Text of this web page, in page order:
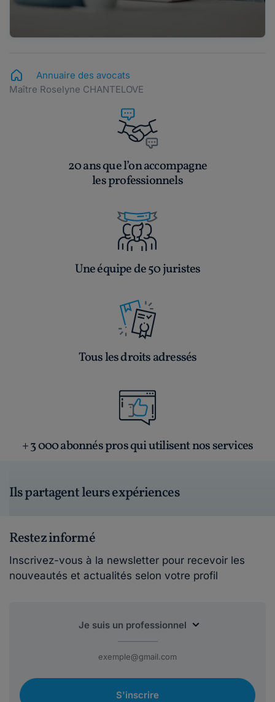
Annuaire des avocats
Maître Roselyne CHANTELOVE
20 ans que l’on accompagne
les professionnels
Une équipe de 50 juristes
Tous les droits adressés
+ 3 000 abonnés pros qui utilisent nos services
Ils partagent leurs expériences
Restez informé
Inscrivez-vous à la newsletter pour recevoir les
nouveautés et actualités selon votre profil
S'inscrire